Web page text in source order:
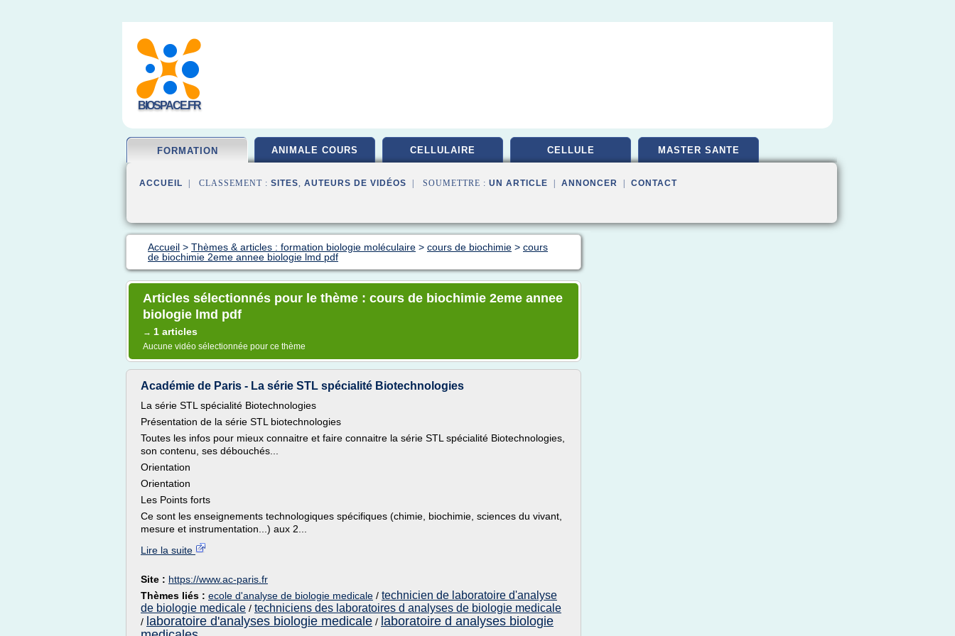
BIOSPACE.FR
FORMATION ANIMALE COURS CELLULAIRE CELLULE MASTER SANTE
ACCUEIL | CLASSEMENT : SITES, AUTEURS DE VIDÉOS | SOUMETTRE : UN ARTICLE ANNONCER CONTACT
Accueil > Thèmes & articles : formation biologie moléculaire > cours de biochimie > cours
de biochimie 2eme annee biologie lmd pdf
Articles sélectionnés pour le thème : cours de biochimie 2eme annee
biologie lmd pdf
→ 1 articles
Aucune vidéo sélectionnée pour ce thème
Académie de Paris - La série STL spécialité Biotechnologies
La série STL spécialité Biotechnologies
Présentation de la série STL biotechnologies
Toutes les infos pour mieux connaitre et faire connaitre la série STL spécialité Biotechnologies,
son contenu, ses débouchés...
Orientation
Orientation
Les Points forts
Ce sont les enseignements technologiques spécifiques (chimie, biochimie, sciences du vivant,
mesure et instrumentation...) aux 2...
Lire la suite
Site : https://www.ac-paris.fr
Thèmes liés : ecole d'analyse de biologie medicale / technicien de laboratoire d'analyse
de biologie medicale / techniciens des laboratoires d analyses de biologie medicale
/ laboratoire d'analyses biologie medicale / laboratoire d analyses biologie